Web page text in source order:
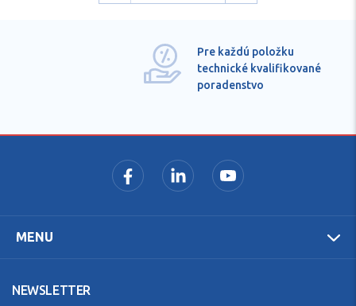
Pre každú položku
technické kvalifikované
poradenstvo
MENU
NEWSLETTER